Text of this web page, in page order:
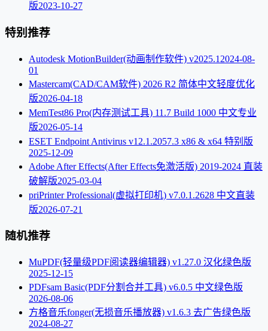
版2023-10-27
特别推荐
Autodesk MotionBuilder(动画制作软件) v2025.1 2024-08-
01
Mastercam(CAD/CAM软件) 2026 R2 简体中文轻度优化
版2026-04-18
MemTest86 Pro(内存测试工具) 11.7 Build 1000 中文专业
版2026-05-14
ESET Endpoint Antivirus v12.1.2057.3 x86 & x64 特别版
2025-12-09
Adobe After Effects(After Effects免激活版) 2019-2024 直装
破解版2025-03-04
priPrinter Professional(虚拟打印机) v7.0.1.2628 中文直装
版2026-07-21
随机推荐
MuPDF(轻量级PDF阅读器编辑器) v1.27.0 汉化绿色版
2025-12-15
PDFsam Basic(PDF分割合并工具) v6.0.5 中文绿色版
2026-08-06
方格音乐fonger(无损音乐播放器) v1.6.3 去广告绿色版
2024-08-27